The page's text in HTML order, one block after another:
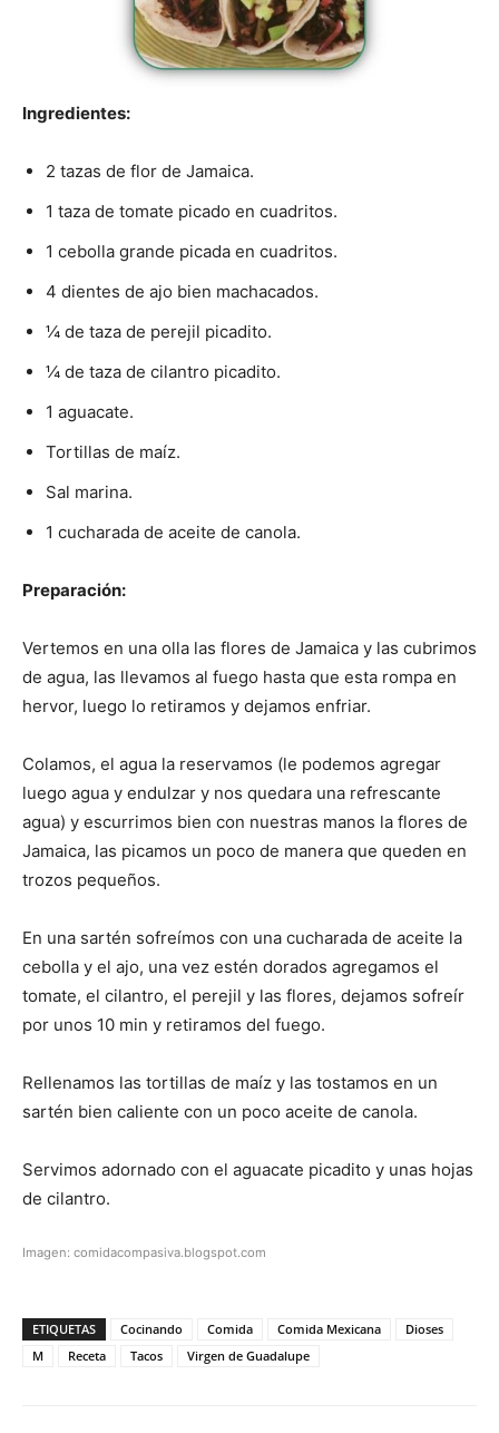
Ingredientes:
2 tazas de flor de Jamaica.
1 taza de tomate picado en cuadritos.
1 cebolla grande picada en cuadritos.
4 dientes de ajo bien machacados.
¼ de taza de perejil picadito.
¼ de taza de cilantro picadito.
1 aguacate.
Tortillas de maíz.
Sal marina.
1 cucharada de aceite de canola.
Preparación:
Vertemos en una olla las flores de Jamaica y las cubrimos
de agua, las llevamos al fuego hasta que esta rompa en
hervor, luego lo retiramos y dejamos enfriar.
Colamos, el agua la reservamos (le podemos agregar
luego agua y endulzar y nos quedara una refrescante
agua) y escurrimos bien con nuestras manos la flores de
Jamaica, las picamos un poco de manera que queden en
trozos pequeños.
En una sartén sofreímos con una cucharada de aceite la
cebolla y el ajo, una vez estén dorados agregamos el
tomate, el cilantro, el perejil y las flores, dejamos sofreír
por unos 10 min y retiramos del fuego.
Rellenamos las tortillas de maíz y las tostamos en un
sartén bien caliente con un poco aceite de canola.
Servimos adornado con el aguacate picadito y unas hojas
de cilantro.
Imagen: comidacompasiva.blogspot.com
ETIQUETAS Cocinando Comida Comida Mexicana
Dioses
M
Receta Tacos Virgen de Guadalupe